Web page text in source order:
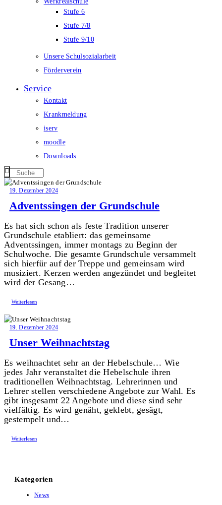
Stufe 6
Stufe 7/8
Stufe 9/10
Unsere Schulsozialarbeit
Förderverein
Service
Kontakt
Krankmeldung
iserv
moodle
Downloads
19. Dezember 2024
Adventssingen der Grundschule
Es hat sich schon als feste Tradition unserer
Grundschule etabliert: das gemeinsame
Adventssingen, immer montags zu Beginn der
Schulwoche. Die gesamte Grundschule versammelt
sich hierfür auf der Treppe und gemeinsam wird
musiziert. Kerzen werden angezündet und begleitet
wird der Gesang…
Weiterlesen
19. Dezember 2024
Unser Weihnachtstag
Es weihnachtet sehr an der Hebelschule… Wie
jedes Jahr veranstaltet die Hebelschule ihren
traditionellen Weihnachtstag. Lehrerinnen und
Lehrer stellen verschiedene Angebote zur Wahl. Es
gibt insgesamt 22 Angebote und diese sind sehr
vielfältig. Es wird genäht, geklebt, gesägt,
gestempelt und…
Weiterlesen
Kategorien
News